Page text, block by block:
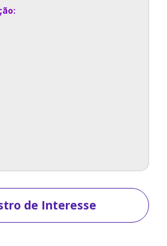
de Interesse